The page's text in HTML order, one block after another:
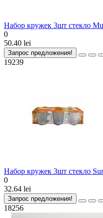
Набор кружек 3шт стекло
0
50.40 lei
Запрос предложения!
19239
Набор кружек 3шт стекло
0
32.64 lei
Запрос предложения!
18256